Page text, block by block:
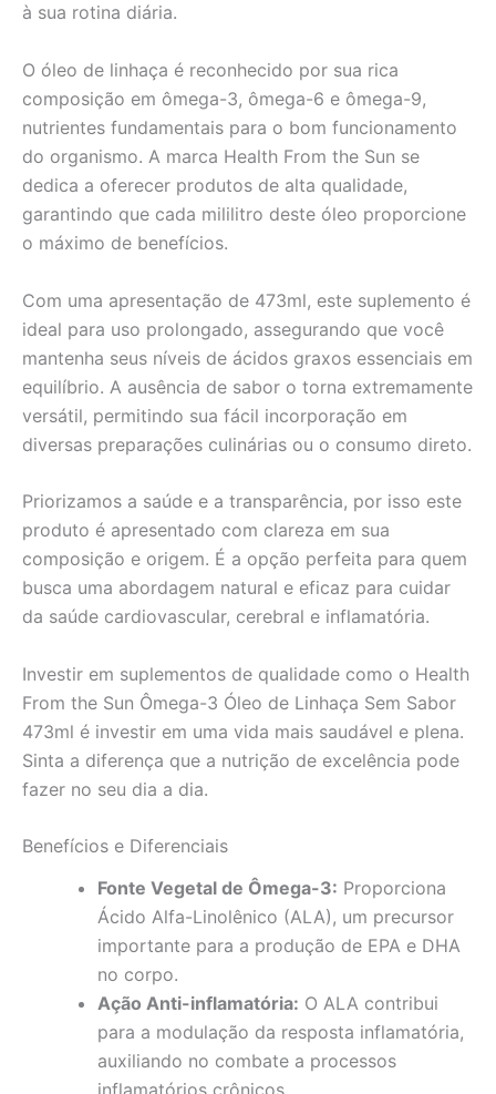
à sua rotina diária.
O óleo de linhaça é reconhecido por sua rica
composição em ômega-3, ômega-6 e ômega-9,
nutrientes fundamentais para o bom funcionamento
do organismo. A marca Health From the Sun se
dedica a oferecer produtos de alta qualidade,
garantindo que cada mililitro deste óleo proporcione
o máximo de benefícios.
Com uma apresentação de 473ml, este suplemento é
ideal para uso prolongado, assegurando que você
mantenha seus níveis de ácidos graxos essenciais em
equilíbrio. A ausência de sabor o torna extremamente
versátil, permitindo sua fácil incorporação em
diversas preparações culinárias ou o consumo direto.
Priorizamos a saúde e a transparência, por isso este
produto é apresentado com clareza em sua
composição e origem. É a opção perfeita para quem
busca uma abordagem natural e eficaz para cuidar
da saúde cardiovascular, cerebral e inflamatória.
Investir em suplementos de qualidade como o Health
From the Sun Ômega-3 Óleo de Linhaça Sem Sabor
473ml é investir em uma vida mais saudável e plena.
Sinta a diferença que a nutrição de excelência pode
fazer no seu dia a dia.
Benefícios e Diferenciais
Fonte Vegetal de Ômega-3: Proporciona
Ácido Alfa-Linolênico (ALA), um precursor
importante para a produção de EPA e DHA
no corpo.
Ação Anti-inflamatória: O ALA contribui
para a modulação da resposta inflamatória,
auxiliando no combate a processos
inflamatórios crônicos.